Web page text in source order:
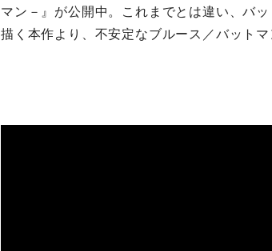
マン－』が公開中。これまでとは違い、バ
描く本作より、不安定なブルース／バット